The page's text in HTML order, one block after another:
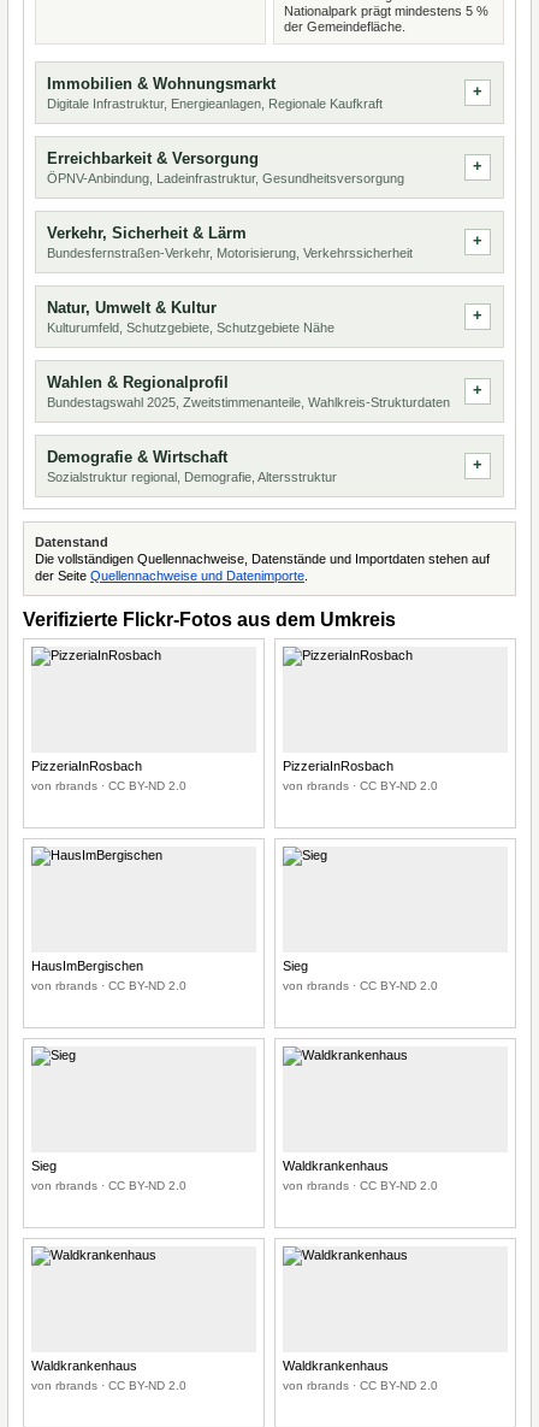
Nationalpark prägt mindestens 5 %
der Gemeindefläche.
Immobilien & Wohnungsmarkt
Digitale Infrastruktur, Energieanlagen, Regionale Kaufkraft
Erreichbarkeit & Versorgung
ÖPNV-Anbindung, Ladeinfrastruktur, Gesundheitsversorgung
Verkehr, Sicherheit & Lärm
Bundesfernstraßen-Verkehr, Motorisierung, Verkehrssicherheit
Natur, Umwelt & Kultur
Kulturumfeld, Schutzgebiete, Schutzgebiete Nähe
Wahlen & Regionalprofil
Bundestagswahl 2025, Zweitstimmenanteile, Wahlkreis-Strukturdaten
Demografie & Wirtschaft
Sozialstruktur regional, Demografie, Altersstruktur
Datenstand
Die vollständigen Quellennachweise, Datenstände und Importdaten stehen auf
der Seite Quellennachweise und Datenimporte
Verifizierte Flickr-Fotos aus dem Umkreis
PizzeriaInRosbach
von rbrands · CC BY-ND 2.0
PizzeriaInRosbach
von rbrands · CC BY-ND 2.0
HausImBergischen
von rbrands · CC BY-ND 2.0
Sieg
von rbrands · CC BY-ND 2.0
Sieg
von rbrands · CC BY-ND 2.0
Waldkrankenhaus
von rbrands · CC BY-ND 2.0
Waldkrankenhaus
von rbrands · CC BY-ND 2.0
Waldkrankenhaus
von rbrands · CC BY-ND 2.0